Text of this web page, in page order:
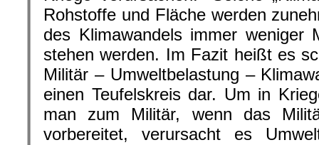
Rohstoffe und Fläche werden
des Klimawandels immer weniger
stehen werden. Im Fazit heißt es
Militär – Umweltbelastung –
einen Teufelskreis dar. Um in
man zum Militär, wenn das
vorbereitet, verursacht es